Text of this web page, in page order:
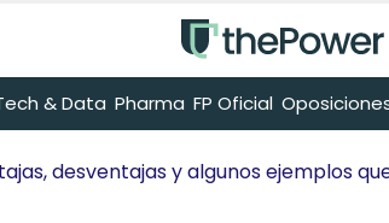
desventajas y algunos ejemplos
& Data Pharma FP Oficial